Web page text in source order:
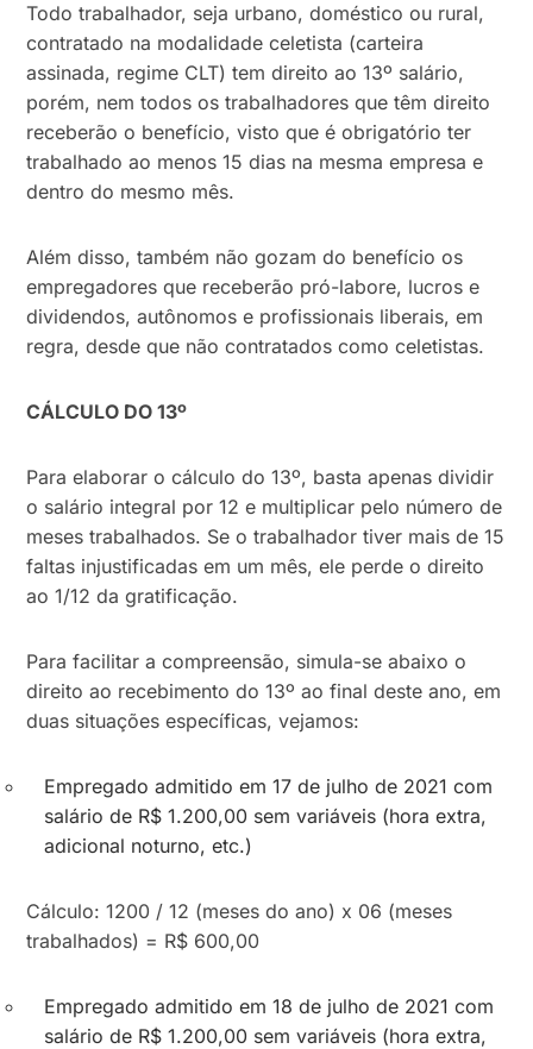
Todo trabalhador, seja urbano, doméstico ou rural,
contratado na modalidade celetista (carteira
assinada, regime CLT) tem direito ao 13º salário,
porém, nem todos os trabalhadores que têm direito
receberão o benefício, visto que é obrigatório ter
trabalhado ao menos 15 dias na mesma empresa e
dentro do mesmo mês.
Além disso, também não gozam do benefício os
empregadores que receberão pró-labore, lucros e
dividendos, autônomos e profissionais liberais, em
regra, desde que não contratados como celetistas.
CÁLCULO DO 13º
Para elaborar o cálculo do 13º, basta apenas dividir
o salário integral por 12 e multiplicar pelo número de
meses trabalhados. Se o trabalhador tiver mais de 15
faltas injustificadas em um mês, ele perde o direito
ao 1/12 da gratificação.
Para facilitar a compreensão, simula-se abaixo o
direito ao recebimento do 13º ao final deste ano, em
duas situações específicas, vejamos:
Empregado admitido em 17 de julho de 2021 com
salário de R$ 1.200,00 sem variáveis (hora extra,
adicional noturno, etc.)
Cálculo: 1200 / 12 (meses do ano) x 06 (meses
trabalhados) = R$ 600,00
Empregado admitido em 18 de julho de 2021 com
salário de R$ 1.200,00 sem variáveis (hora extra,